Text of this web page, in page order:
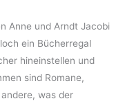
Anne und Arndt Jacobi
ein Bücherregal
hineinstellen und
sind Romane,
was der